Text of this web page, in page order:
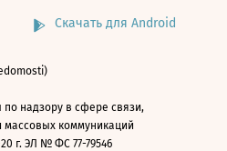
Скачать для Android
надзору в сфере связи,
коммуникаций
г. ЭЛ № ФС 77-79546